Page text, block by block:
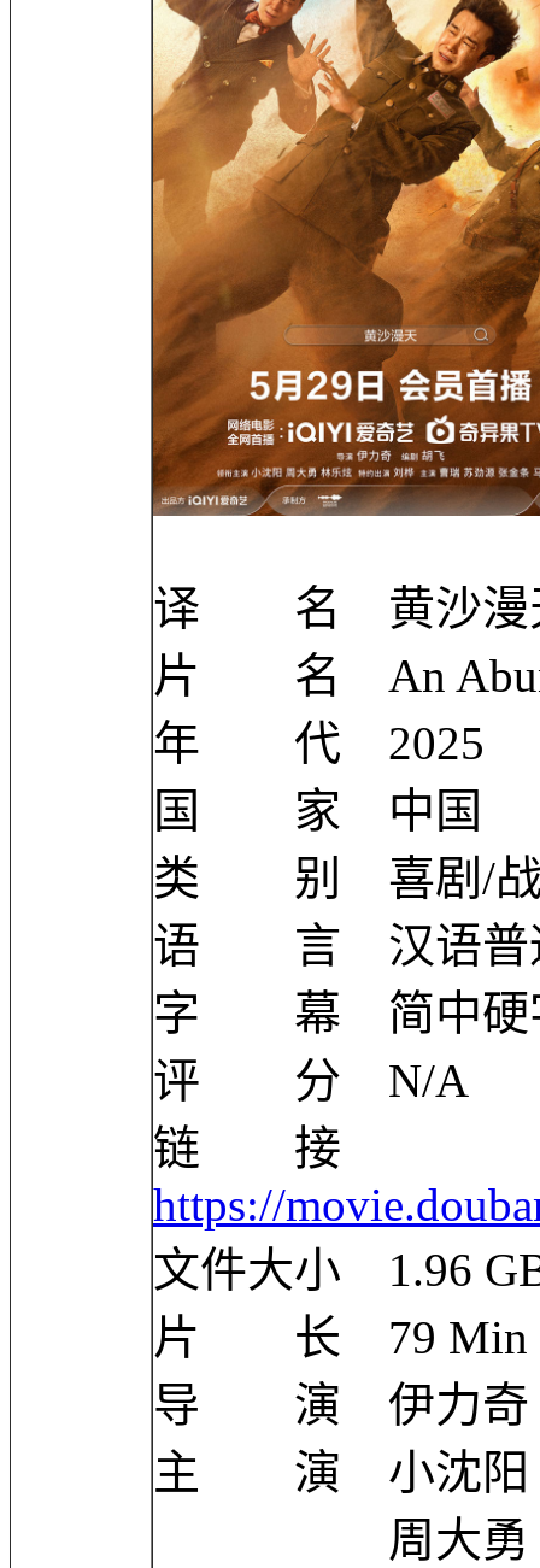
译 名 黄沙漫
片 名 An
年 代 2025
国 家 中国
类 别 喜剧/战
语 言 汉语普
字 幕 简中硬
评 分 N/A
链 接
https://
文件大小 1.96
片 长 79 Min
导 演 伊力奇
主 演 小沈阳
周大勇